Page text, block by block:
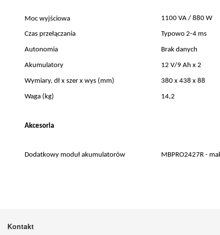
Moc wyjściowa 1100 VA / 880 W
Czas przełączania Typowo 2-4 ms
Autonomia Brak danych
Akumulatory 12 V/9 Ah x 2
Wymiary, dł x szer x wys (mm) 380 x 438 x 88
Waga (kg) 14,2
Akcesoria
Dodatkowy moduł akumulatorów MBPRO2427R -
Kontakt